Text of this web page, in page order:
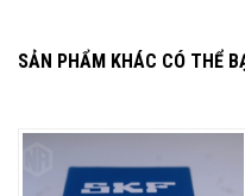
SẢN PHẨM KHÁC CÓ THỂ